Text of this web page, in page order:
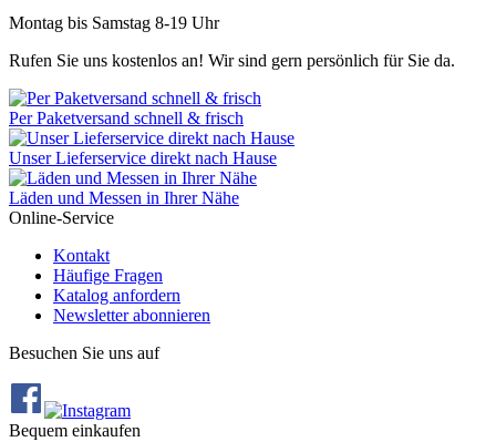
Montag bis Samstag 8-19 Uhr
Rufen Sie uns kostenlos an! Wir sind gern persönlich für Sie da.
Per Paketversand schnell & frisch
Unser Lieferservice direkt nach Hause
Läden und Messen in Ihrer Nähe
Online-Service
Kontakt
Häufige Fragen
Katalog anfordern
Newsletter abonnieren
Besuchen Sie uns auf
Bequem einkaufen